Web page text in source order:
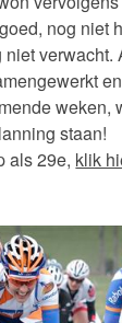
nog niet
verwacht.
weken,
staan!
als 29e, klik